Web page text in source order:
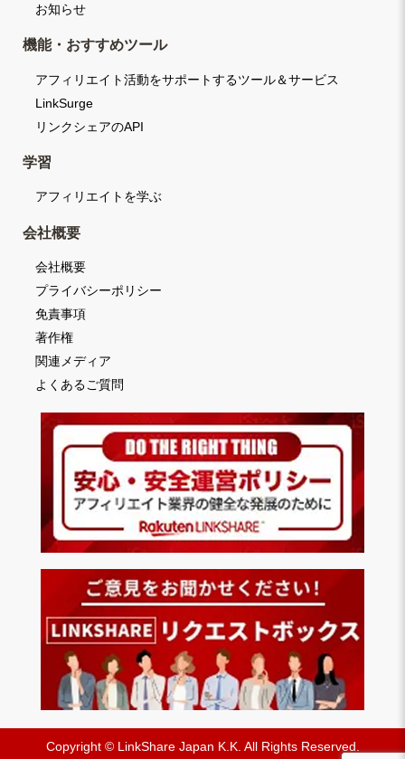
お知らせ
機能・おすすめツール
アフィリエイト活動をサポートするツール＆サービス
LinkSurge
リンクシェアのAPI
学習
アフィリエイトを学ぶ
会社概要
会社概要
プライバシーポリシー
免責事項
著作権
関連メディア
よくあるご質問
Copyright © LinkShare Japan K.K. All Rights Reserved.